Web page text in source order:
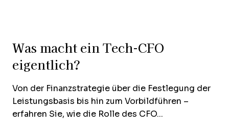
Was macht ein Tech-CFO
eigentlich?
Von der Finanzstrategie über die Festlegung der
Leistungsbasis bis hin zum Vorbildführen –
erfahren Sie, wie die Rolle des CFO...